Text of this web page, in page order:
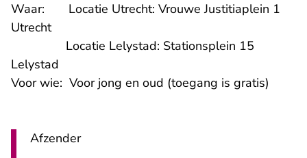
Waar: Locatie Utrecht: Vrouwe Justitiaplein 1
Utrecht
Locatie Lelystad: Stationsplein 15
Lelystad
Voor wie: Voor jong en oud (toegang is gratis)
Afzender